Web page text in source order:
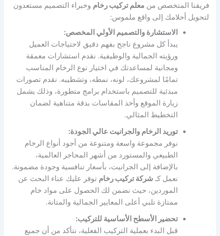
فريقنا المتخصص منمعلم تركيب رخام وخبراء التصميم مستعدون
لتحويل أحلامك إلى واقع ملموس:
الاستشارة والتصميم الأولي المخصص:
يبدأ كل مشروع ناجح بفهم دقيق لاحتياجات العميل
ورؤيته الجمالية والوظيفية. نقدم استشارات معمقة
ومجانية لمساعدتك في اختيار نوع الرخام المناسب
تمامًا لمشروعك، لونه، نمطه، وتشطيبه. نقدم تصورات
مبدئية للتصميم باستخدام برامج متطورة، وذلك يشمل
زيارة الموقع وأخذ المقاسات بدقة متناهية لضمان
التخطيط المثالي.
توريد الرخام والجرانيت عالي الجودة:
نوفر مجموعة واسعة ومتنوعة من أجود أنواع الرخام
الطبيعي والمستورد من أشهر المحاجر العالمية،
بالإضافة إلى الجرانيت، بأسعار تنافسية وجودة مضمونة.
نعمل كـ شركة تركيب رخام توفر عليك عناء البحث عن
الموردين، حيث نضمن لك الحصول على مواد خام
ممتازة تلبي أعلى المعايير الجمالية والمتانة.
تحضير الأسطح الأساسية للتركيب:
قبل البدء بعملية التركيب الفعلية، نتأكد من أن جميع